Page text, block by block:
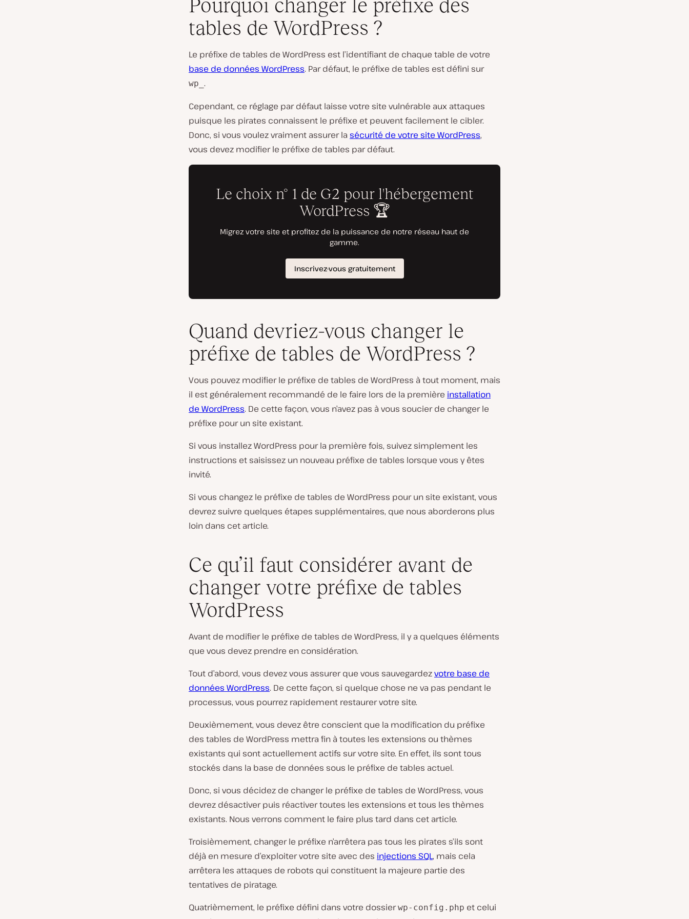
L
i
a
v
d
é
Pourquoi changer le préfixe des
tables de WordPress ?
Le préfixe de tables de WordPress est l’identifiant de chaque table de votre
base de données WordPress. Par défaut, le préfixe de tables est défini sur
wp_ .
Cependant, ce réglage par défaut laisse votre site vulnérable aux attaques
puisque les pirates connaissent le préfixe et peuvent facilement le cibler.
Donc, si vous voulez vraiment assurer la sécurité de votre site WordPress,
vous devez modifier le préfixe de tables par défaut.
Quand devriez-vous changer le
préfixe de tables de WordPress ?
Vous pouvez modifier le préfixe de tables de WordPress à tout moment, mais
il est généralement recommandé de le faire lors de la première installation
de WordPress. De cette façon, vous n’avez pas à vous soucier de changer le
préfixe pour un site existant.
Si vous installez WordPress pour la première fois, suivez simplement les
instructions et saisissez un nouveau préfixe de tables lorsque vous y êtes
invité.
Si vous changez le préfixe de tables de WordPress pour un site existant, vous
devrez suivre quelques étapes supplémentaires, que nous aborderons plus
loin dans cet article.
Ce qu’il faut considérer avant de
changer votre préfixe de tables
WordPress
Avant de modifier le préfixe de tables de WordPress, il y a quelques éléments
que vous devez prendre en considération.
Tout d’abord, vous devez vous assurer que vous sauvegardezvotre base de
données WordPress. De cette façon, si quelque chose ne va pas pendant le
processus, vous pourrez rapidement restaurer votre site.
Deuxièmement, vous devez être conscient que la modification du préfixe
des tables de WordPress mettra fin à toutes les extensions ou thèmes
existants qui sont actuellement actifs sur votre site. En effet, ils sont tous
stockés dans la base de données sous le préfixe de tables actuel.
Donc, si vous décidez de changer le préfixe de tables de WordPress, vous
devrez désactiver puis réactiver toutes les extensions et tous les thèmes
existants. Nous verrons comment le faire plus tard dans cet article.
Troisièmement, changer le préfixe n’arrêtera pas tous les pirates s’ils sont
déjà en mesure d’exploiter votre site avec des injections SQL, mais cela
arrêtera les attaques de robots qui constituent la majeure partie des
tentatives de piratage.
Quatrièmement, le préfixe défini dans votre dossierwp-config.php et celui